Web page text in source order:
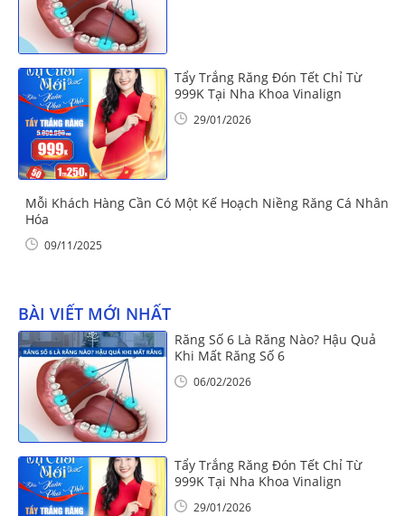
Tẩy Trắng Răng Đón Tết Chỉ Từ
999K Tại Nha Khoa Vinalign
29/01/2026
Mỗi Khách Hàng Cần Có Một Kế Hoạch Niềng Răng Cá Nhân
Hóa
09/11/2025
BÀI VIẾT MỚI NHẤT
Răng Số 6 Là Răng Nào? Hậu Quả
Khi Mất Răng Số 6
06/02/2026
Tẩy Trắng Răng Đón Tết Chỉ Từ
999K Tại Nha Khoa Vinalign
29/01/2026